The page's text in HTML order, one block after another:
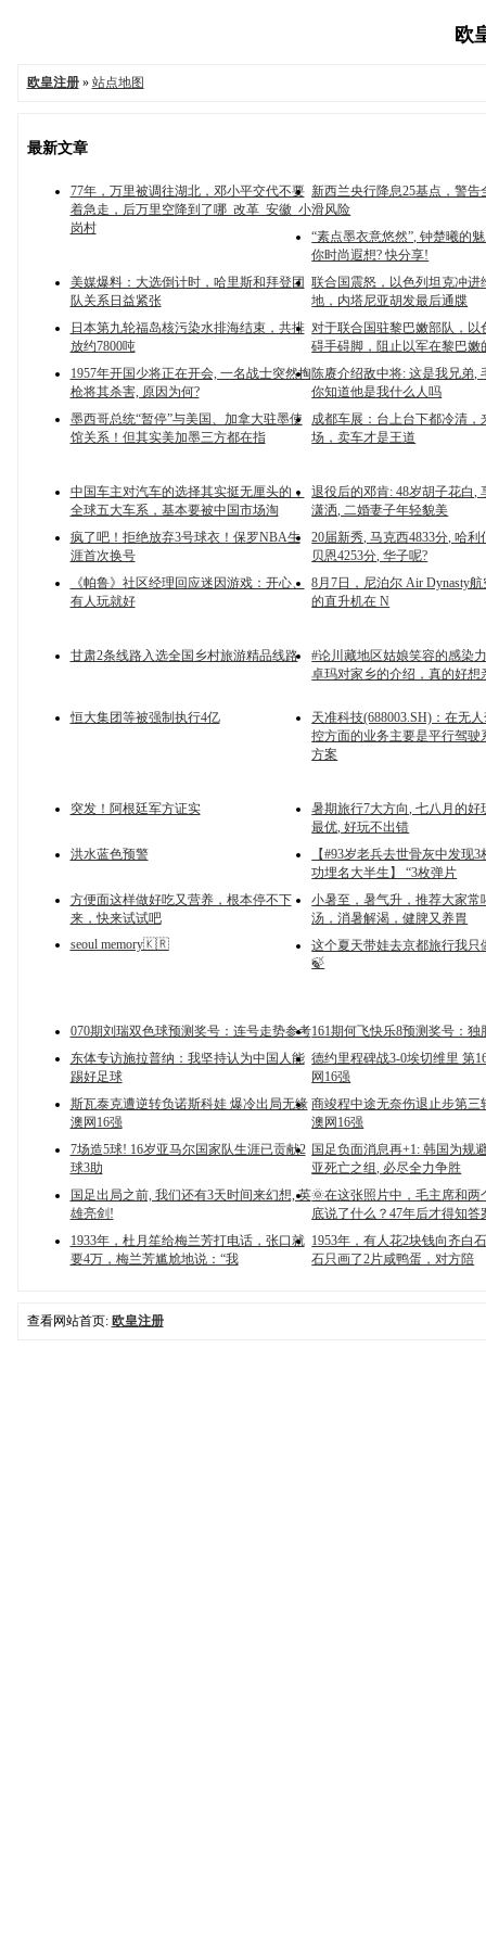
欧
欧皇注册» 站点地图
最新文章
77年，万里被调往湖北，邓小平交代不要
着急走，后万里空降到了哪_改革_安徽_小
岗村
新西兰央行降息25基点，警告
滑风险
“素点墨衣意悠然”, 钟楚曦的
你时尚遐想? 快分享!
美媒爆料：大选倒计时，哈里斯和拜登团
队关系日益紧张
联合国震怒，以色列坦克冲进
地，内塔尼亚胡发最后通牒
日本第九轮福岛核污染水排海结束，共排
放约7800吨
对于联合国驻黎巴嫩部队，以
碍手碍脚，阻止以军在黎巴嫩
1957年开国少将正在开会, 一名战士突然掏
枪将其杀害, 原因为何?
陈赓介绍敌中将: 这是我兄弟,
你知道他是我什么人吗
墨西哥总统“暂停”与美国、加拿大驻墨使
馆关系！但其实美加墨三方都在指
成都车展：台上台下都冷清，
场，卖车才是王道
中国车主对汽车的选择其实挺无厘头的，
全球五大车系，基本要被中国市场淘
退役后的邓肯: 48岁胡子花白,
潇洒, 二婚妻子年轻貌美
疯了吧！拒绝放弃3号球衣！保罗NBA生
涯首次换号
20届新秀, 马克西4833分, 哈利
贝恩4253分, 华子呢?
《帕鲁》社区经理回应迷因游戏：开心、
有人玩就好
8月7日，尼泊尔 Air Dynasty
的直升机在 N
甘肃2条线路入选全国乡村旅游精品线路
#论川藏地区姑娘笑容的感染
卓玛对家乡的介绍，真的好想
恒大集团等被强制执行4亿
天准科技(688003.SH)：在无
控方面的业务主要是平行驾驶
方案
突发！阿根廷军方证实
暑期旅行7大方向, 七八月的好
最优, 好玩不出错
洪水蓝色预警
【#93岁老兵去世骨灰中发现
功埋名大半生】 “3枚弹片
方便面这样做好吃又营养，根本停不下
来，快来试试吧
小暑至，暑气升，推荐大家常
汤，消暑解渴，健脾又养胃
seoul memory🇰🇷
这个夏天带娃去京都旅行我只
🍃
070期刘瑞双色球预测奖号：连号走势参考161期何飞快乐8预测奖号：独
东体专访施拉普纳：我坚持认为中国人能
踢好足球
德约里程碑战3-0埃切维里 第
网16强
斯瓦泰克遭逆转负诺斯科娃 爆冷出局无缘
澳网16强
商竣程中途无奈伤退止步第三
澳网16强
7场造5球! 16岁亚马尔国家队生涯已贡献2
球3助
国足负面消息再+1: 韩国为规
亚死亡之组, 必尽全力争胜
国足出局之前, 我们还有3天时间来幻想, 英
雄亮剑!
🌞在这张照片中，毛主席和两
底说了什么？47年后才得知答
1933年，杜月笙给梅兰芳打电话，张口就
要4万，梅兰芳尴尬地说：“我
1953年，有人花2块钱向齐白
石只画了2片咸鸭蛋，对方陪
查看网站首页: 欧皇注册